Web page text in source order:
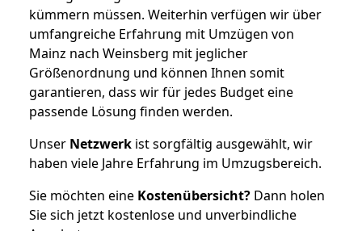
kümmern müssen. Weiterhin verfügen wir über
umfangreiche Erfahrung mit Umzügen von
Mainz nach Weinsberg mit jeglicher
Größenordnung und können Ihnen somit
garantieren, dass wir für jedes Budget eine
passende Lösung finden werden.
Unser Netzwerk ist sorgfältig ausgewählt, wir
haben viele Jahre Erfahrung im Umzugsbereich.
Sie möchten eine Kostenübersicht? Dann holen
Sie sich jetzt kostenlose und unverbindliche